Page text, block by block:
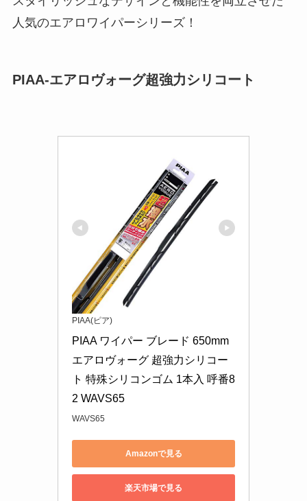
人気のエアロワイパーシリーズ！
PIAA-エアロヴォーグ超強力シリコート
PIAA(ピア)
PIAA ワイパー ブレード 650mm
エアロヴォーグ 超強力シリコー
ト 特殊シリコンゴム 1本入 呼番8
2 WAVS65
WAVS65
Amazonで見る
楽天市場で見る